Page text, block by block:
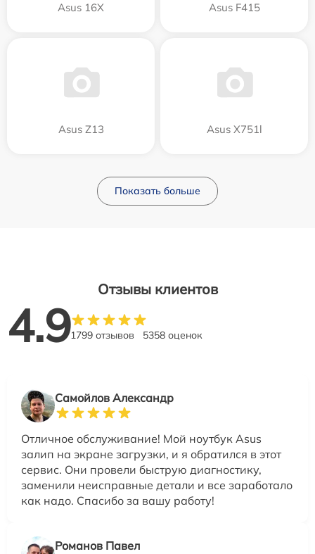
Asus 16X Asus F415
Asus Z13 Asus X751l
Показать больше
Отзывы клиентов
4.91799 отзывов 5358 оценок
Самойлов Александр
Отличное обслуживание! Мой ноутбук Asus
залип на экране загрузки, и я обратился в этот
сервис. Они провели быструю диагностику,
заменили неисправные детали и все заработало
как надо. Спасибо за вашу работу!
Романов Павел